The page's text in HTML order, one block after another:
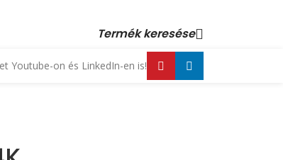
Termék keresése
Youtube-on és LinkedIn-en is!